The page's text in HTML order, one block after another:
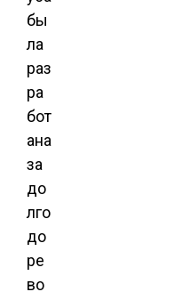
бы
ла
раз
ра
бот
ана
за
до
лго
до
ре
во